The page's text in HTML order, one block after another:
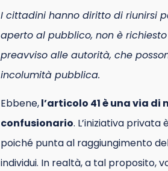
I cittadini hanno diritto di riunirsi
aperto al pubblico, non è
preavviso alle autorità, che
incolumità pubblica.
Ebbene,l’articolo 41 è una via
confusionario. L’iniziativa
poiché punta al raggiungimento
individui. In realtà, a tal proposito,